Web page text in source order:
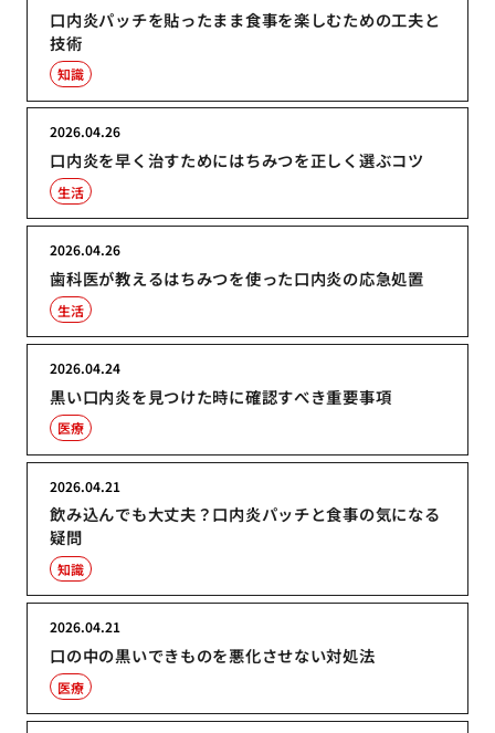
口内炎パッチを貼ったまま食事を楽しむための工夫と
技術
知識
口内炎を早く治すためにはちみつを正しく選ぶコツ
2026.04.26
生活
歯科医が教えるはちみつを使った口内炎の応急処置
2026.04.26
生活
黒い口内炎を見つけた時に確認すべき重要事項
2026.04.24
医療
飲み込んでも大丈夫？口内炎パッチと食事の気になる
疑問
2026.04.21
知識
口の中の黒いできものを悪化させない対処法
2026.04.21
医療